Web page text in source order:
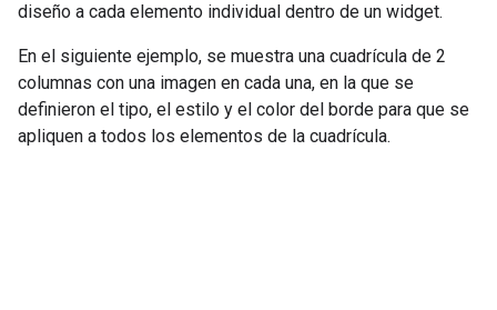
diseño a cada elemento individual dentro de un widget.
En el siguiente ejemplo, se muestra una cuadrícula de 2
columnas con una imagen en cada una, en la que se
definieron el tipo, el estilo y el color del borde para que se
apliquen a todos los elementos de la cuadrícula.